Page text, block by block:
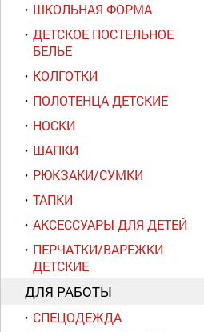
ШКОЛЬНАЯ ФОРМА
ДЕТСКОЕ ПОСТЕЛЬНОЕ
БЕЛЬЕ
КОЛГОТКИ
ПОЛОТЕНЦА ДЕТСКИЕ
НОСКИ
ШАПКИ
РЮКЗАКИ/СУМКИ
ТАПКИ
АКСЕССУАРЫ ДЛЯ ДЕТЕЙ
ПЕРЧАТКИ/ВАРЕЖКИ
ДЕТСКИЕ
ДЛЯ РАБОТЫ
СПЕЦОДЕЖДА